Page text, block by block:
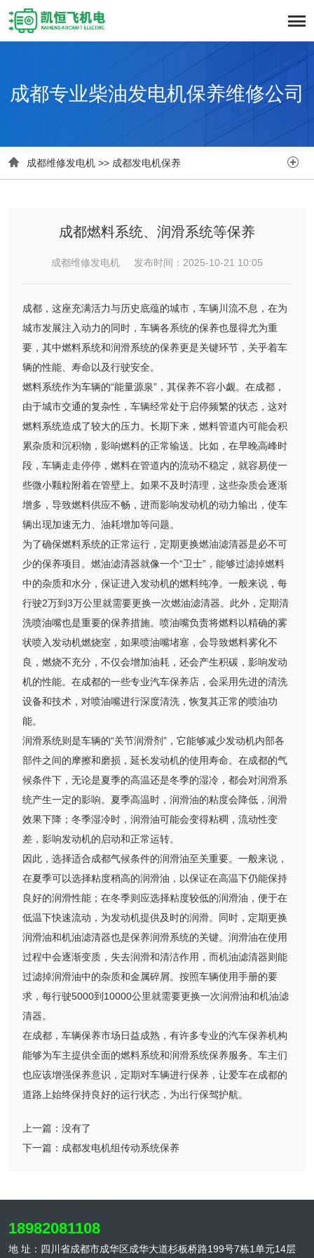
成都专业柴油发电机保养维修公司
 成都维修发电机 >> 成都发电机保养 
成都燃料系统、润滑系统等保养
成都维修发电机 发布时间：2025-10-21 10:05
成都，这座充满活力与历史底蕴的城市，车辆川流不息，在为
城市发展注入动力的同时，车辆各系统的保养也显得尤为重
要，其中燃料系统和润滑系统的保养更是关键环节，关乎着车
辆的性能、寿命以及行驶安全。
燃料系统作为车辆的“能量源泉”，其保养不容小觑。在成都，
由于城市交通的复杂性，车辆经常处于启停频繁的状态，这对
燃料系统造成了较大的压力。长期下来，燃料管道内可能会积
累杂质和沉积物，影响燃料的正常输送。比如，在早晚高峰时
段，车辆走走停停，燃料在管道内的流动不稳定，就容易使一
些微小颗粒附着在管壁上。如果不及时清理，这些杂质会逐渐
增多，导致燃料供应不畅，进而影响发动机的动力输出，使车
辆出现加速无力、油耗增加等问题。
为了确保燃料系统的正常运行，定期更换燃油滤清器是必不可
少的保养项目。燃油滤清器就像一个“卫士”，能够过滤掉燃料
中的杂质和水分，保证进入发动机的燃料纯净。一般来说，每
行驶2万到3万公里就需要更换一次燃油滤清器。此外，定期清
洗喷油嘴也是重要的保养措施。喷油嘴负责将燃料以精确的雾
状喷入发动机燃烧室，如果喷油嘴堵塞，会导致燃料雾化不
良，燃烧不充分，不仅会增加油耗，还会产生积碳，影响发动
机的性能。在成都的一些专业汽车保养店，会采用先进的清洗
设备和技术，对喷油嘴进行深度清洗，恢复其正常的喷油功
能。
润滑系统则是车辆的“关节润滑剂”，它能够减少发动机内部各
部件之间的摩擦和磨损，延长发动机的使用寿命。在成都的气
候条件下，无论是夏季的高温还是冬季的湿冷，都会对润滑系
统产生一定的影响。夏季高温时，润滑油的粘度会降低，润滑
效果下降；冬季湿冷时，润滑油可能会变得粘稠，流动性变
差，影响发动机的启动和正常运转。
因此，选择适合成都气候条件的润滑油至关重要。一般来说，
在夏季可以选择粘度稍高的润滑油，以保证在高温下仍能保持
良好的润滑性能；在冬季则应选择粘度较低的润滑油，便于在
低温下快速流动，为发动机提供及时的润滑。同时，定期更换
润滑油和机油滤清器也是保养润滑系统的关键。润滑油在使用
过程中会逐渐变质，失去润滑和清洁作用，而机油滤清器则能
过滤掉润滑油中的杂质和金属碎屑。按照车辆使用手册的要
求，每行驶5000到10000公里就需要更换一次润滑油和机油滤
清器。
在成都，车辆保养市场日益成熟，有许多专业的汽车保养机构
能够为车主提供全面的燃料系统和润滑系统保养服务。车主们
也应该增强保养意识，定期对车辆进行保养，让爱车在成都的
道路上始终保持良好的运行状态，为出行保驾护航。
上一篇： 没有了
下一篇： 成都发电机组传动系统保养
18982081108
地 址：四川省成都市成华区成华大道杉板桥路199号7栋1单元14层